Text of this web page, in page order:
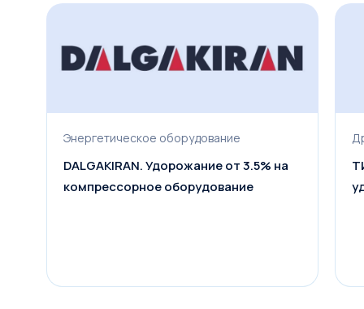
Энергетическое оборудование
DALGAKIRAN. Удорожание от 3.5% на
компрессорное оборудование